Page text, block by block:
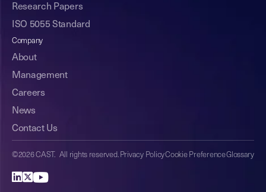
Research Papers
ISO 5055 Standard
Company
About
Management
Careers
News
Contact Us
©2026 CAST. All rights reserved. Privacy PolicyCookie PreferenceGlossary